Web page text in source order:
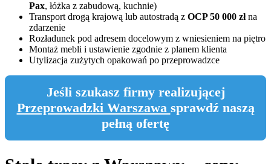
Pax, łóżka z zabudową, kuchnie)
Transport drogą krajową lub autostradą z OCP 50 000 złna
zdarzenie
Rozładunek pod adresem docelowym z wniesieniem na piętro
Montaż mebli i ustawienie zgodnie z planem klienta
Utylizacja zużytych opakowań po przeprowadzce
Jeśli szukasz firmy realizującej
Przeprowadzki Warszawa sprawdź naszą
pełną ofertę